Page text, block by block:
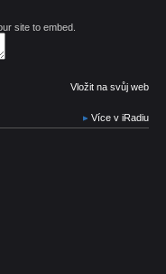
site to embed.
Vložit na svůj web
Více v iRadiu